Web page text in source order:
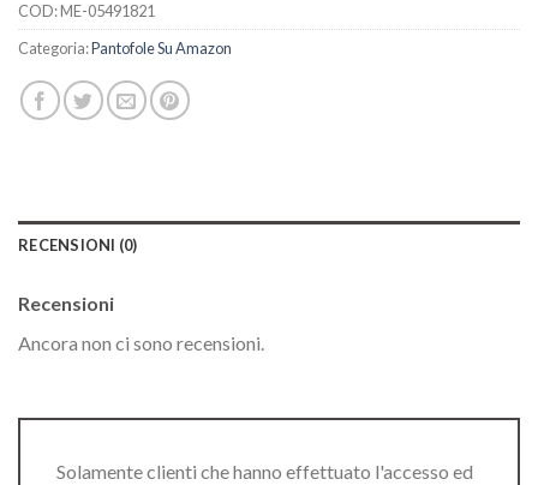
COD:ME-05491821
Categoria:Pantofole Su Amazon
RECENSIONI (0)
Recensioni
Ancora non ci sono recensioni.
Solamente clienti che hanno effettuato l'accesso ed